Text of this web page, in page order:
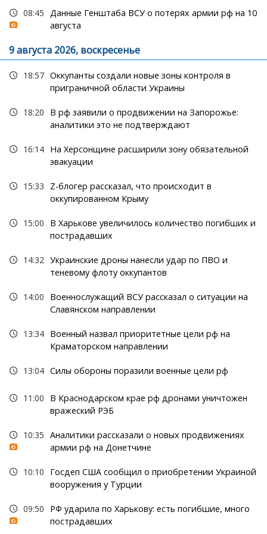
08:45 Данные Генштаба ВСУ о потерях армии рф на 10
августа
9 августа 2026, воскресенье
18:57 Оккупанты создали новые зоны контроля в
приграничной области Украины
18:20
В рф заявили о продвижении на Запорожье:
аналитики это не подтверждают
16:14 На Херсонщине расширили зону обязательной
эвакуации
15:33
Z-блогер рассказал, что происходит в
оккупированном Крыму
15:00
В Харькове увеличилось количество погибших и
пострадавших
14:32 Украинские дроны нанесли удар по ПВО и
теневому флоту оккупантов
14:00
Военнослужащий ВСУ рассказал о ситуации на
Славянском направлении
13:34 Военный назвал приоритетные цели рф на
Краматорском направлении
13:04 Силы обороны поразили военные цели рф
11:00
В Краснодарском крае рф дронами уничтожен
вражеский РЭБ
10:35 Аналитики рассказали о новых продвижениях
армии рф на Донетчине
10:10
Госдеп США сообщил о приобретении Украиной
вооружения у Турции
09:50
РФ ударила по Харькову: есть погибшие, много
пострадавших